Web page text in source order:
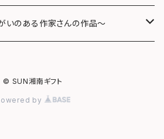
のある作家さんの作品～
© SUN湘南ギフト
by